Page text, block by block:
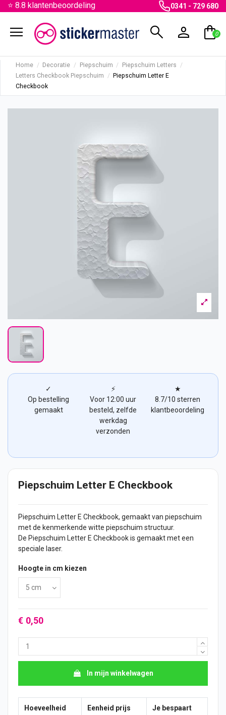
⭐ 8.8 klantenbeoordeling 0341 - 729 680
menu search person shopping_bag
0
Home Decoratie Piepschuim
Piepschuim Letters
Letters Checkbook Piepschuim
Piepschuim Letter E
Checkbook
✓
Op bestelling
gemaakt
⚡
Voor 12:00 uur
besteld, zelfde
werkdag
verzonden
★
8.7/10 sterren
klantbeoordeling
Piepschuim Letter E Checkbook
Piepschuim Letter E Checkbook, gemaakt van piepschuim
met de kenmerkende witte piepschuim structuur.
De Piepschuim Letter E Checkbook is gemaakt met een
speciale laser.
Hoogte in cm kiezen
€ 0,50
In mijn winkelwagen
Hoeveelheid Eenheid prijs Je bespaart